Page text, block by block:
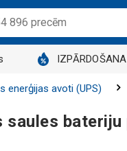
IZPĀRDOŠANA
enerģijas avoti (UPS)
bateriju